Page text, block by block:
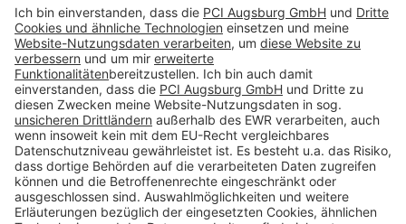
Präsentation PCI-Themenwoche "Beton instandsetzen" - Korrigieren und reparieren
Newsletter-Anmeldung